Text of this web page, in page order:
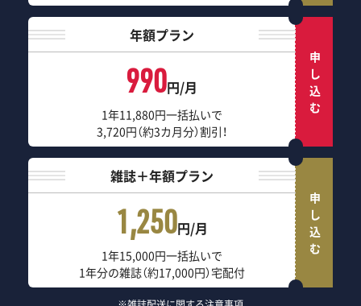
年額プラン
990円/月
1年11,880円一括払いで
3,720円（約3カ月分）割引！
申し込む
雑誌＋年額プラン
1,250円/月
1年15,000円一括払いで
1年分の雑誌（約17,000円）宅配付
申し込む